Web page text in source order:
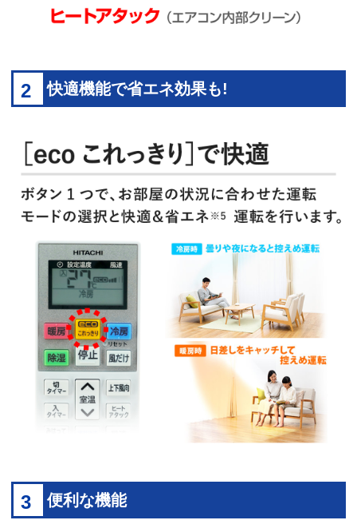
2 快適機能で省エネ効果も!
3 便利な機能